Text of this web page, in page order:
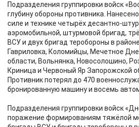
Подразделения группировки войск
глубину обороны противника.
силе и технике четырёх десантно-
аэромобильной, штурмовой бригад,
ВСУ и двух бригад теробороны в
Гавриловка, Коломийцы, Мечетное
области, Вольнянка, Новосолошино,
Криница и Червоный Яр Запорожской
Противник потерял до 470
бронированную машину и восемь
Подразделения группировки войск
поражение формированиям тяжёлой